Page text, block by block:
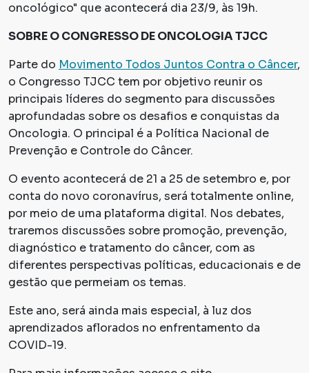
oncológico" que acontecerá dia 23/9, às 19h.
SOBRE O CONGRESSO DE ONCOLOGIA TJCC
Parte do Movimento Todos Juntos Contra o Câncer,
o Congresso TJCC tem por objetivo reunir os
principais líderes do segmento para discussões
aprofundadas sobre os desafios e conquistas da
Oncologia. O principal é a Política Nacional de
Prevenção e Controle do Câncer.
O evento acontecerá de 21 a 25 de setembro e, por
conta do novo coronavírus, será totalmente online,
por meio de uma plataforma digital. Nos debates,
traremos discussões sobre promoção, prevenção,
diagnóstico e tratamento do câncer, com as
diferentes perspectivas políticas, educacionais e de
gestão que permeiam os temas.
Este ano, será ainda mais especial, à luz dos
aprendizados aflorados no enfrentamento da
COVID-19.